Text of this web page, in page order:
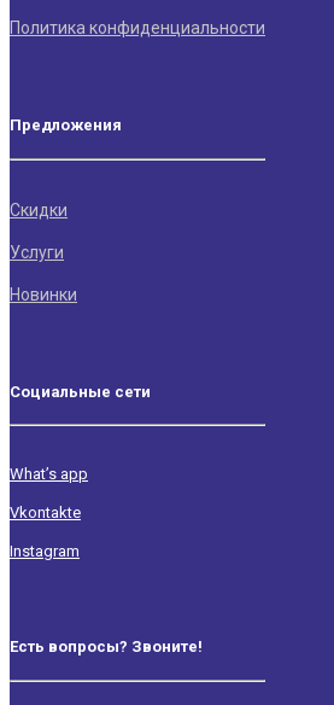
Политика конфиденциальности
Предложения
Скидки
Услуги
Новинки
Социальные сети
What’s app
Vkontakte
Instagram
Есть вопросы? Звоните!